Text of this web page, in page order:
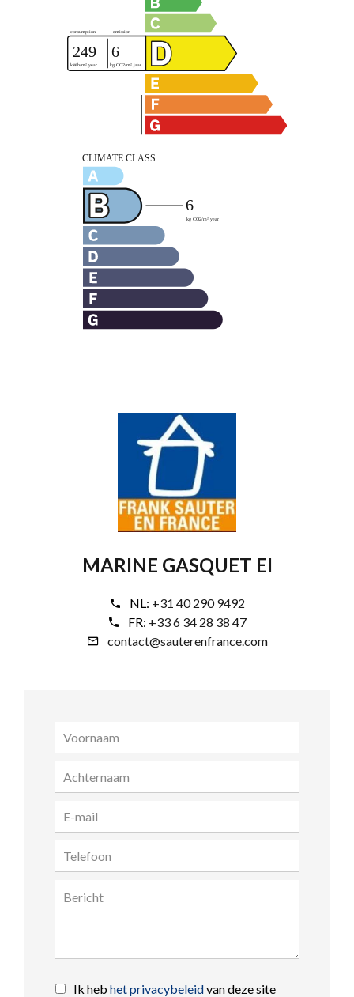
MARINE GASQUET EI
NL: +31 40 290 9492
FR: +33 6 34 28 38 47
contact@sauterenfrance.com
Ik heb het privacybeleidvan deze site